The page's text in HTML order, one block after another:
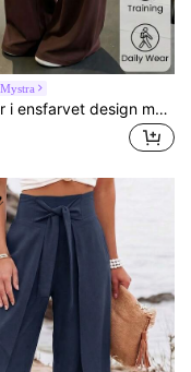
Mystra
Damebukser i ensfarvet design med høj talje, brede ben og lang længde, minimalistiske løse draperede gulvlange bukser til forår, sommer og efterår, afslappede alsidige bukser til pendling, street, rejser og daglig brug